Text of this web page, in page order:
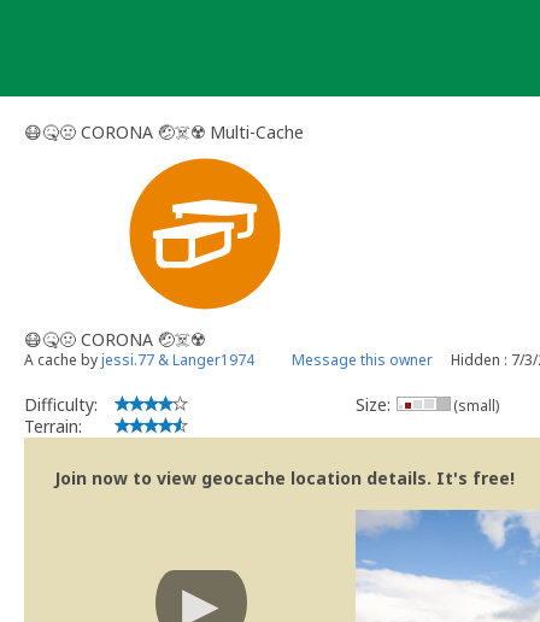
😷🤒🤢 CORONA 🤕☠️☢️ Multi-Cache
😷🤒🤢 CORONA 🤕☠️☢️
A cache byjessi.77 & Langer1974 Message this owner Hidden : 7/
Difficulty:
Terrain:
Size: (small)
Join now to view geocache location details. It's free!